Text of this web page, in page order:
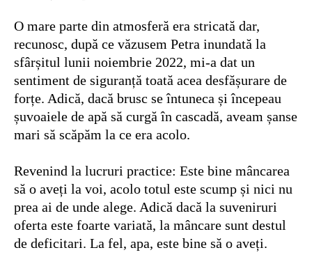
O mare parte din atmosferă era stricată dar,
recunosc, după ce văzusem Petra inundată la
sfârșitul lunii noiembrie 2022, mi-a dat un
sentiment de siguranță toată acea desfășurare de
forțe. Adică, dacă brusc se întuneca și începeau
șuvoaiele de apă să curgă în cascadă, aveam șanse
mari să scăpăm la ce era acolo.
Revenind la lucruri practice: Este bine mâncarea
să o aveți la voi, acolo totul este scump și nici nu
prea ai de unde alege. Adică dacă la suveniruri
oferta este foarte variată, la mâncare sunt destul
de deficitari. La fel, apa, este bine să o aveți.